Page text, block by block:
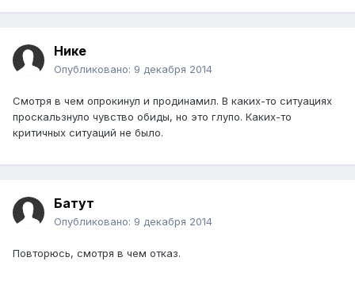
Нике
Опубликовано: 9 декабря 2014
Смотря в чем опрокинул и продинамил. В каких-то ситуациях
проскальзнуло чувство обиды, но это глупо. Каких-то
критичных ситуаций не было.
Батут
Опубликовано: 9 декабря 2014
Повторюсь, смотря в чем отказ.